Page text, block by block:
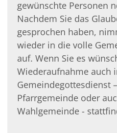
gewünschte Personen
Nachdem Sie das
gesprochen haben,
wieder in die volle
auf. Wenn Sie es
Wiederaufnahme auch
Gemeindegottesdienst
Pfarrgemeinde oder
Wahlgemeinde -